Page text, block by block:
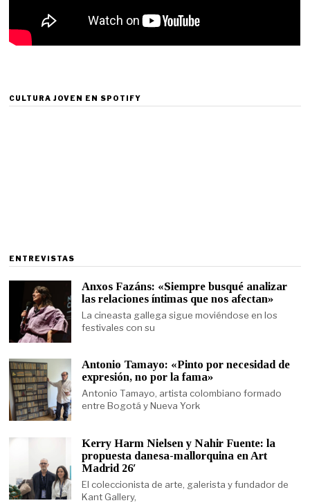
CULTURA JOVEN EN SPOTIFY
ENTREVISTAS
Anxos Fazáns: «Siempre busqué analizar
las relaciones íntimas que nos afectan»
La cineasta gallega sigue moviéndose en los
festivales con su
Antonio Tamayo: «Pinto por necesidad de
expresión, no por la fama»
Antonio Tamayo, artista colombiano formado
entre Bogotá y Nueva York
Kerry Harm Nielsen y Nahir Fuente: la
propuesta danesa-mallorquina en Art
Madrid 26′
El coleccionista de arte, galerista y fundador de
Kant Gallery,